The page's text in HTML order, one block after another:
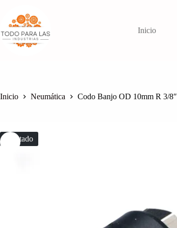
contenido
Inicio
Inicio Neumática Codo Banjo OD 10mm R 3/8″
Agotado